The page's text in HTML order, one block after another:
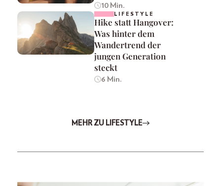
10 Min.
LIFESTYLE
Hike statt Hangover:
Was hinter dem
Wandertrend der
jungen Generation
steckt
6 Min.
MEHR ZU LIFESTYLE